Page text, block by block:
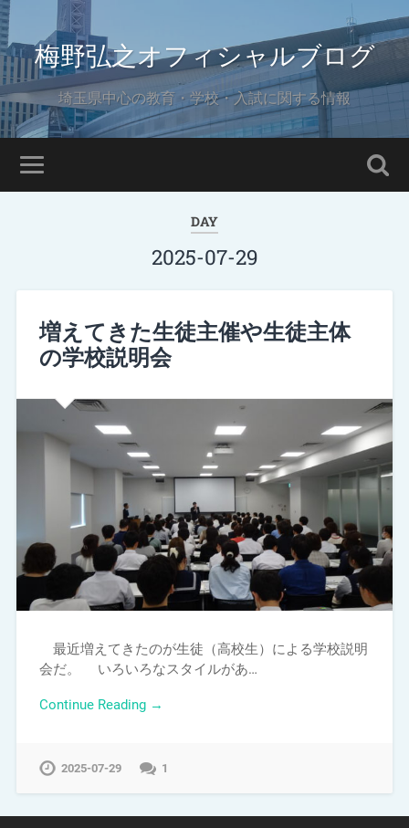
梅野弘之オフィシャルブログ
埼玉県中心の教育・学校・入試に関する情報
DAY
2025-07-29
増えてきた生徒主催や生徒主体
の学校説明会
最近増えてきたのが生徒（高校生）による学校説明
会だ。 いろいろなスタイルがあ…
Continue Reading →
2025-07-29 1